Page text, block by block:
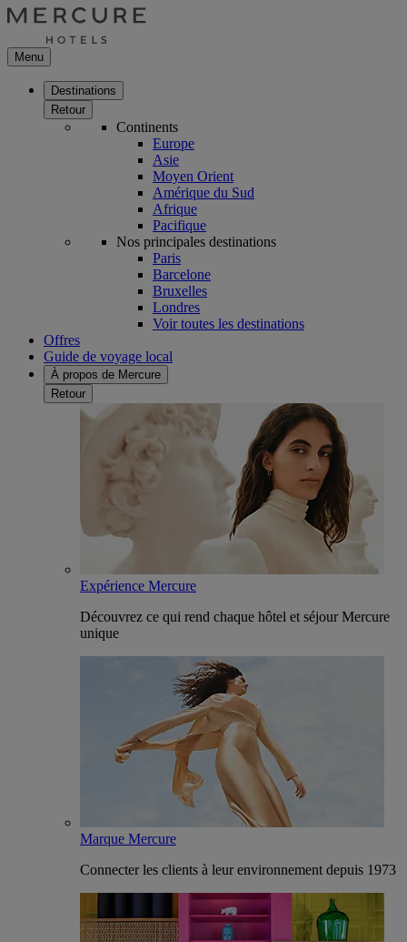
Menu
Destinations
Retour
Continents
Europe
Asie
Moyen Orient
Amérique du Sud
Afrique
Pacifique
Nos principales destinations
Paris
Barcelone
Bruxelles
Londres
Voir toutes les destinations
Offres
Guide de voyage local
À propos de Mercure
Retour
Expérience Mercure
Découvrez ce qui rend chaque hôtel et séjour Mercure
unique
Marque Mercure
Connecter les clients à leur environnement depuis 1973